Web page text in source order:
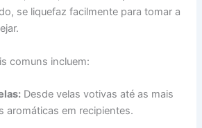
se liquefaz facilmente para tomar a
comuns incluem:
Desde velas votivas até as mais
aromáticas em recipientes.